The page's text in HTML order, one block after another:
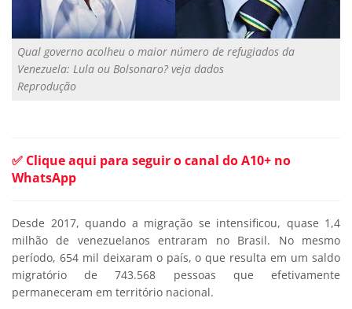
Qual governo acolheu o maior número de refugiados da
Venezuela: Lula ou Bolsonaro? veja dados
Reprodução
✅ Clique aqui para seguir o canal do A10+ no
WhatsApp
Desde 2017, quando a migração se intensificou, quase 1,4
milhão de venezuelanos entraram no Brasil. No mesmo
período, 654 mil deixaram o país, o que resulta em um saldo
migratório de 743.568 pessoas que efetivamente
permaneceram em território nacional.